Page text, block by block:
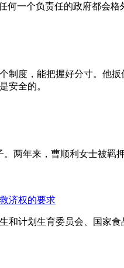
一个负责任的政府都会
制度，能把握好分寸。他
安全的。
两年来，曹顺利女士被
济权的要求
和计划生育委员会、国家